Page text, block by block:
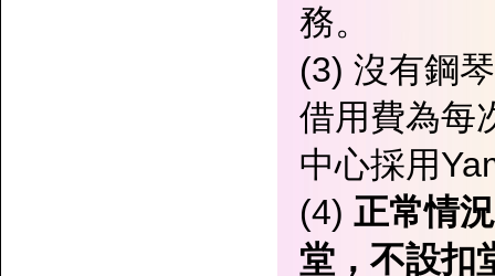
務。
(3) 沒有鋼
借用費為每
中心採用
(4) 正常情
堂，不設扣